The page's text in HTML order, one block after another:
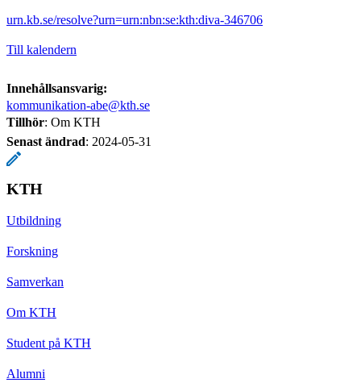
urn.kb.se/resolve?urn=urn:nbn:se:kth:diva-346706
Till kalendern
Innehållsansvarig:
kommunikation-abe@kth.se
Tillhör: Om KTH
Senast ändrad: 2024-05-31
KTH
Utbildning
Forskning
Samverkan
Om KTH
Student på KTH
Alumni